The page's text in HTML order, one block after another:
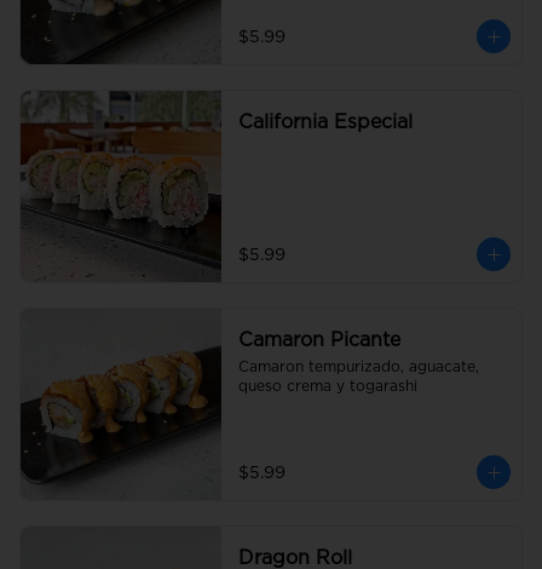
$5.99
California Especial
$5.99
Camaron Picante
Camaron tempurizado, aguacate,
queso crema y togarashi
$5.99
Dragon Roll